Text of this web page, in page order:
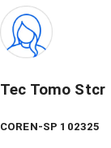
Tec Tomo Stcr
COREN-SP 102325